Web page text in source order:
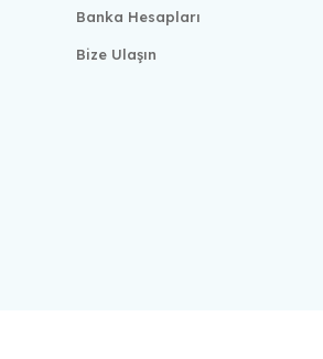
Banka Hesapları
Bize Ulaşın